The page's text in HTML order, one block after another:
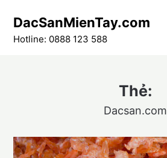
content
DacSanMienTay.com
Hotline: 0888 123 588
Thẻ:
Dacsan.com